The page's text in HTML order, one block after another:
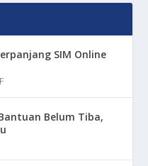
SIM Online
Belum Tiba,